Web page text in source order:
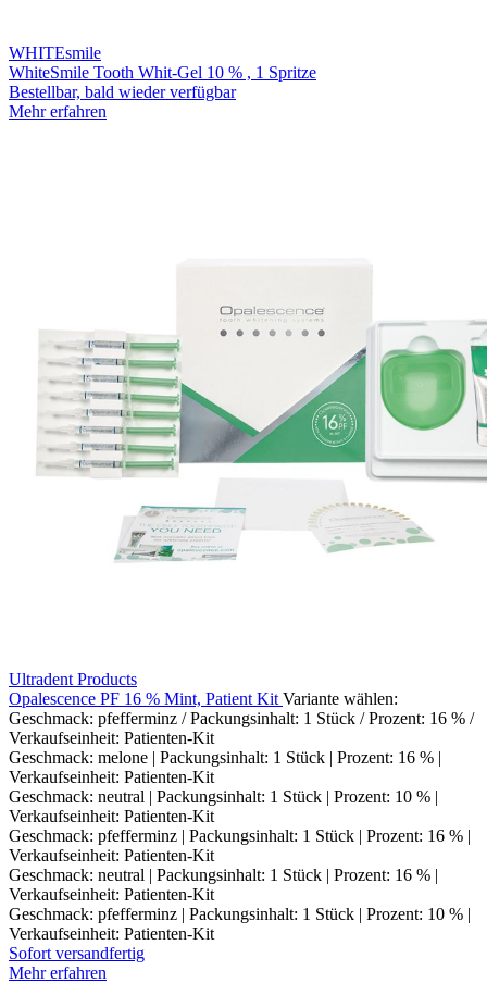
WHITEsmile
WhiteSmile Tooth Whit-Gel 10 % , 1 Spritze
Bestellbar, bald wieder verfügbar
Mehr erfahren
Ultradent Products
Opalescence PF 16 % Mint, Patient Kit Variante wählen:
Geschmack: pfefferminz / Packungsinhalt: 1 Stück / Prozent: 16 % /
Verkaufseinheit: Patienten-Kit
Geschmack: melone | Packungsinhalt: 1 Stück | Prozent: 16 % |
Verkaufseinheit: Patienten-Kit
Geschmack: neutral | Packungsinhalt: 1 Stück | Prozent: 10 % |
Verkaufseinheit: Patienten-Kit
Geschmack: pfefferminz | Packungsinhalt: 1 Stück | Prozent: 16 % |
Verkaufseinheit: Patienten-Kit
Geschmack: neutral | Packungsinhalt: 1 Stück | Prozent: 16 % |
Verkaufseinheit: Patienten-Kit
Geschmack: pfefferminz | Packungsinhalt: 1 Stück | Prozent: 10 % |
Verkaufseinheit: Patienten-Kit
Sofort versandfertig
Mehr erfahren